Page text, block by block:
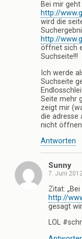
Bei mir
http://
wird die
http://
öffnet sich
Suchseite!!!
Ich werde
Suchseite
Seite mehr
zeigt mir
die adresse
nicht
Antworten
Sunny
7. Juni
Zitat:
http://
gesagt
LOL